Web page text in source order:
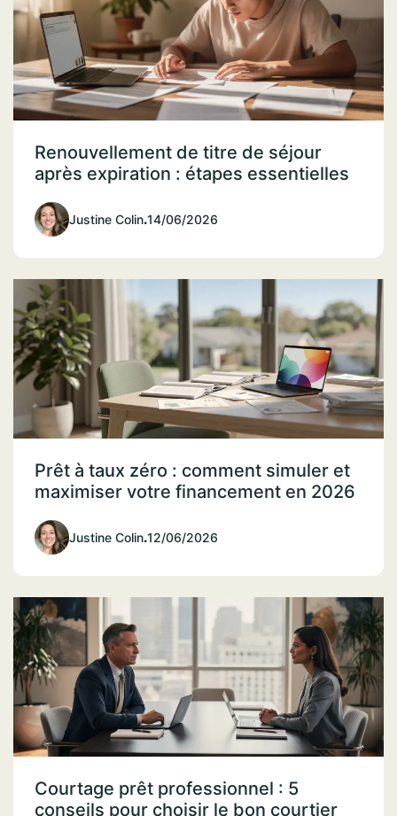
Renouvellement de titre de séjour
après expiration : étapes essentielles
Justine Colin.14/06/2026
Prêt à taux zéro : comment simuler et
maximiser votre financement en 2026
Justine Colin.12/06/2026
Courtage prêt professionnel : 5
conseils pour choisir le bon courtier